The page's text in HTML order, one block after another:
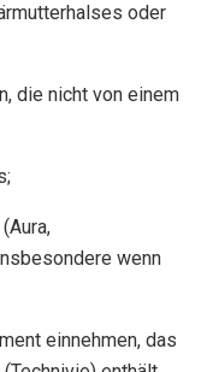
oder
die nicht von einem
wenn
einnehmen, das